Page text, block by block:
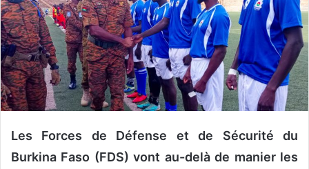
r
u
n
c
o
u
r
e
Les Forces de Défense et de Sécurité du
Burkina Faso (FDS) vont au-delà de manier les